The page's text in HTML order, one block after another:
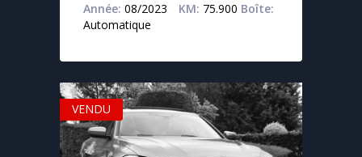
Année: 08/2023 KM: 75.900 Boîte:
Automatique
VENDU